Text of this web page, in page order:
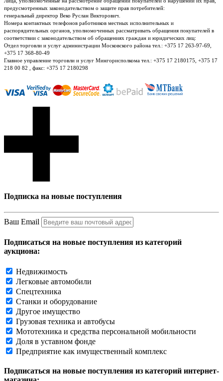
предусмотренных законодательством о защите прав потребителей:
генеральный директор Веко Руслан Викторович.
Номера контактных телефонов работников местных исполнительных и
распорядительных органов, уполномоченных рассматривать обращения покупателей в
соответствии с законодательством об обращениях граждан и юридических лиц:
Отдел торговли и услуг администрации Московского района тел.: +375 17 263-97-69,
+375 17 368-80-49
Главное управление торговли и услуг Мингорисполкома тел.: +375 17 2180175, +375 17
218 00 82 , факс: +375 17 2180298
Подписка на новые поступления
Ваш Email
Подписаться на новые поступления из категорий
аукциона:
Недвижимость
Легковые автомобили
Спецтехника
Станки и оборудование
Другое имущество
Грузовая техника и автобусы
Мототехника и средства персональной мобильности
Доля в уставном фонде
Предприятие как имущественный комплекс
Подписаться на новые поступления из категорий интернет-